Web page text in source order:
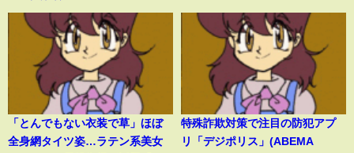
「とんでもない衣装で草」ほぼ
全身網タイツ姿…ラテン系美女
特殊詐欺対策で注目の防犯アプ
リ「デジポリス」(ABEMA